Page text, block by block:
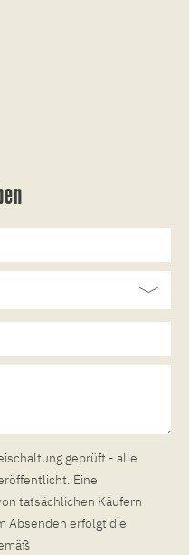
geprüft - alle
Eine
tatsächlichen Käufern
Absenden erfolgt die